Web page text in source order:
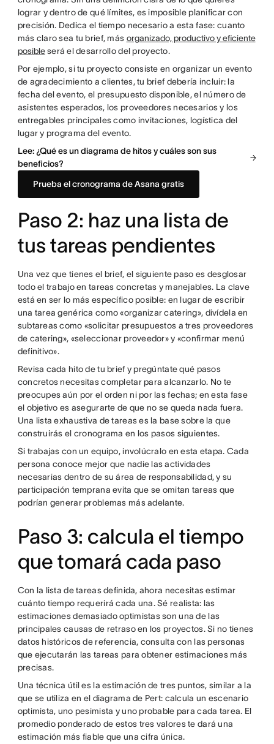
lograr y dentro de qué límites, es imposible planificar con
precisión. Dedica el tiempo necesario a esta fase: cuanto
más claro sea tu brief, más organizado, productivo y eficiente
posibleserá el desarrollo del proyecto.
Por ejemplo, si tu proyecto consiste en organizar un evento
de agradecimiento a clientes, tu brief debería incluir: la
fecha del evento, el presupuesto disponible, el número de
asistentes esperados, los proveedores necesarios y los
entregables principales como invitaciones, logística del
lugar y programa del evento.
Lee: ¿Qué es un diagrama de hitos y cuáles son sus
beneficios?
Prueba el cronograma de Asana gratis
Paso 2: haz una lista de
tus tareas pendientes
Una vez que tienes el brief, el siguiente paso es desglosar
todo el trabajo en tareas concretas y manejables. La clave
está en ser lo más específico posible: en lugar de escribir
una tarea genérica como «organizar catering», divídela en
subtareas como «solicitar presupuestos a tres proveedores
de catering», «seleccionar proveedor» y «confirmar menú
definitivo».
Revisa cada hito de tu brief y pregúntate qué pasos
concretos necesitas completar para alcanzarlo. No te
preocupes aún por el orden ni por las fechas; en esta fase
el objetivo es asegurarte de que no se queda nada fuera.
Una lista exhaustiva de tareas es la base sobre la que
construirás el cronograma en los pasos siguientes.
Si trabajas con un equipo, involúcralo en esta etapa. Cada
persona conoce mejor que nadie las actividades
necesarias dentro de su área de responsabilidad, y su
participación temprana evita que se omitan tareas que
podrían generar problemas más adelante.
Paso 3: calcula el tiempo
que tomará cada paso
Con la lista de tareas definida, ahora necesitas estimar
cuánto tiempo requerirá cada una. Sé realista: las
estimaciones demasiado optimistas son una de las
principales causas de retraso en los proyectos. Si no tienes
datos históricos de referencia, consulta con las personas
que ejecutarán las tareas para obtener estimaciones más
precisas.
Una técnica útil es la estimación de tres puntos, similar a la
que se utiliza en el diagrama de Pert: calcula un escenario
optimista, uno pesimista y uno probable para cada tarea. El
promedio ponderado de estos tres valores te dará una
estimación más fiable que una cifra única.